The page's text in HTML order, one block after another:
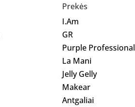
Prekės
I.Am
GR
Purple Professional
La Mani
Jelly Gelly
Makear
Antgaliai